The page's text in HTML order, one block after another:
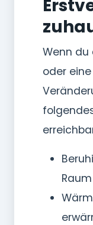
Wenn du
oder